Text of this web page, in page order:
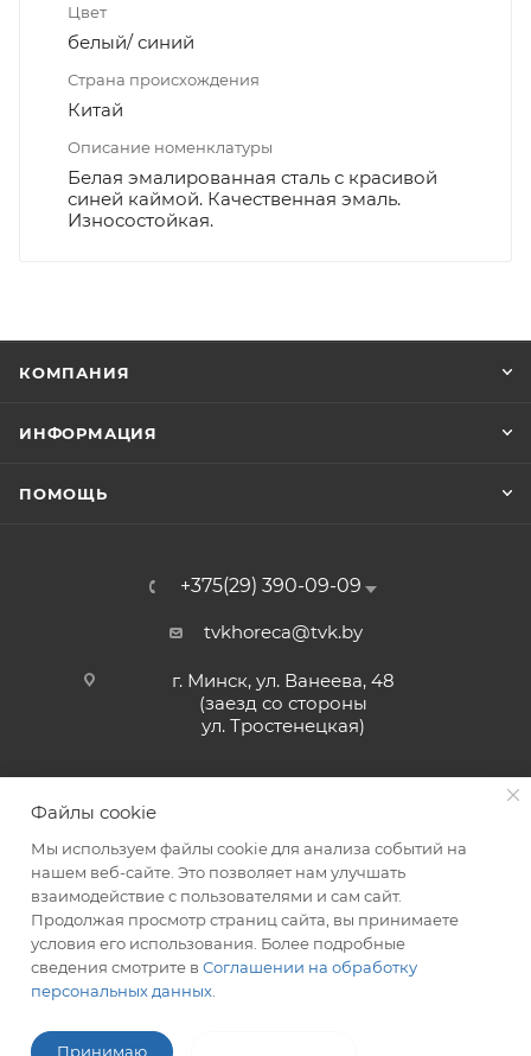
Цвет
белый/ синий
Страна происхождения
Китай
Описание номенклатуры
Белая эмалированная сталь с красивой
синей каймой. Качественная эмаль.
Износостойкая.
КОМПАНИЯ
ИНФОРМАЦИЯ
ПОМОЩЬ
+375(29) 390-09-09
tvkhoreca@tvk.by
г. Минск, ул. Ванеева, 48
(заезд со стороны
ул. Тростенецкая)
2026 © ЗАО «ТВК»
Файлы cookie
Мы используем файлы cookie для анализа событий на
нашем веб-сайте. Это позволяет нам улучшать
взаимодействие с пользователями и сам сайт.
Продолжая просмотр страниц сайта, вы принимаете
условия его использования. Более подробные
сведения смотрите в Соглашении на обработку
персональных данных
Принимаю